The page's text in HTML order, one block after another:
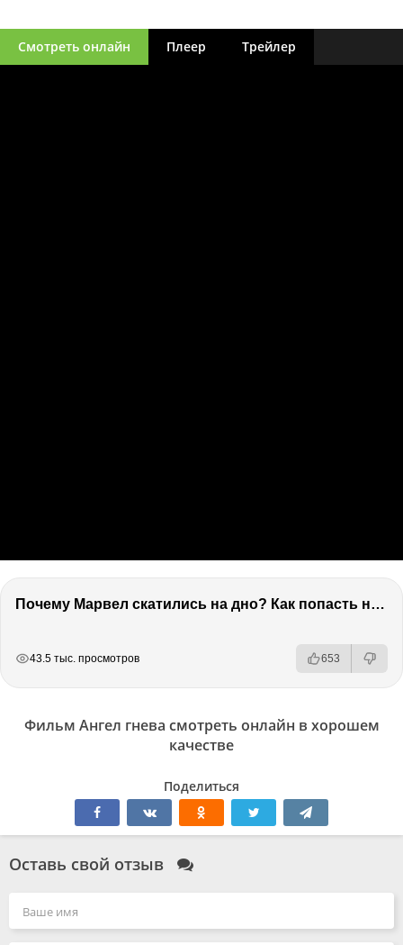
Смотреть онлайн Плеер Трейлер
Почему Марвел скатились на дно? Как попасть на канал 2х2. Коля из КиноАфиши
43.5 тыс. просмотров 653
Фильм Ангел гнева смотреть онлайн в хорошем
качестве
Поделиться
Оставь свой отзыв